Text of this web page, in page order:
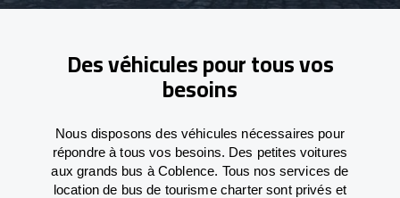
Des véhicules pour tous vos
besoins
Nous disposons des véhicules nécessaires pour
répondre à tous vos besoins. Des petites voitures
aux grands bus à Coblence. Tous nos services de
location de bus de tourisme charter sont privés et